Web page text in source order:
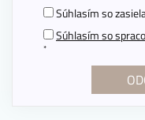
Súhlasím so
Súhlasím so
*